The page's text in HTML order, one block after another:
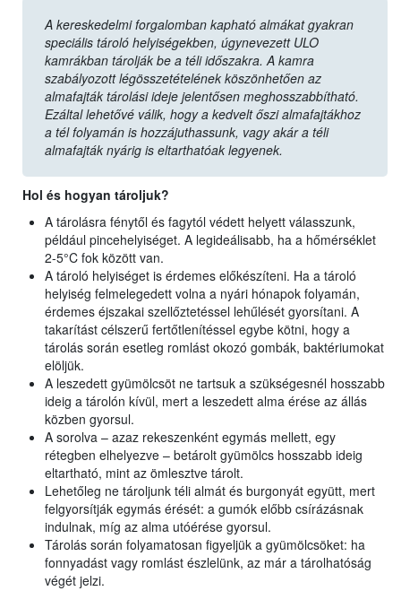
A kereskedelmi forgalomban kapható almákat gyakran
speciális tároló helyiségekben, úgynevezett ULO
kamrákban tárolják be a téli időszakra. A kamra
szabályozott légösszetételének köszönhetően az
almafajták tárolási ideje jelentősen meghosszabbítható.
Ezáltal lehetővé válik, hogy a kedvelt őszi almafajtákhoz
a tél folyamán is hozzájuthassunk, vagy akár a téli
almafajták nyárig is eltarthatóak legyenek.
Hol és hogyan tároljuk?
A tárolásra fénytől és fagytól védett helyett válasszunk,
például pincehelyiséget. A legideálisabb, ha a hőmérséklet
2-5°C fok között van.
A tároló helyiséget is érdemes előkészíteni. Ha a tároló
helyiség felmelegedett volna a nyári hónapok folyamán,
érdemes éjszakai szellőztetéssel lehűlését gyorsítani. A
takarítást célszerű fertőtlenítéssel egybe kötni, hogy a
tárolás során esetleg romlást okozó gombák, baktériumokat
elöljük.
A leszedett gyümölcsöt ne tartsuk a szükségesnél hosszabb
ideig a tárolón kívül, mert a leszedett alma érése az állás
közben gyorsul.
A sorolva – azaz rekeszenként egymás mellett, egy
rétegben elhelyezve – betárolt gyümölcs hosszabb ideig
eltartható, mint az ömlesztve tárolt.
Lehetőleg ne tároljunk téli almát és burgonyát együtt, mert
felgyorsítják egymás érését: a gumók előbb csírázásnak
indulnak, míg az alma utóérése gyorsul.
Tárolás során folyamatosan figyeljük a gyümölcsöket: ha
fonnyadást vagy romlást észlelünk, az már a tárolhatóság
végét jelzi.